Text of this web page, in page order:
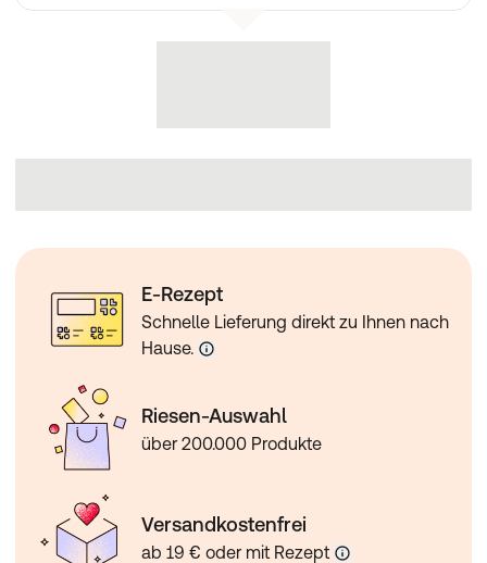
E-Rezept
Schnelle Lieferung direkt zu Ihnen nach
Hause.
Riesen-Auswahl
über 200.000 Produkte
Versandkostenfrei
ab 19 € oder mit Rezept